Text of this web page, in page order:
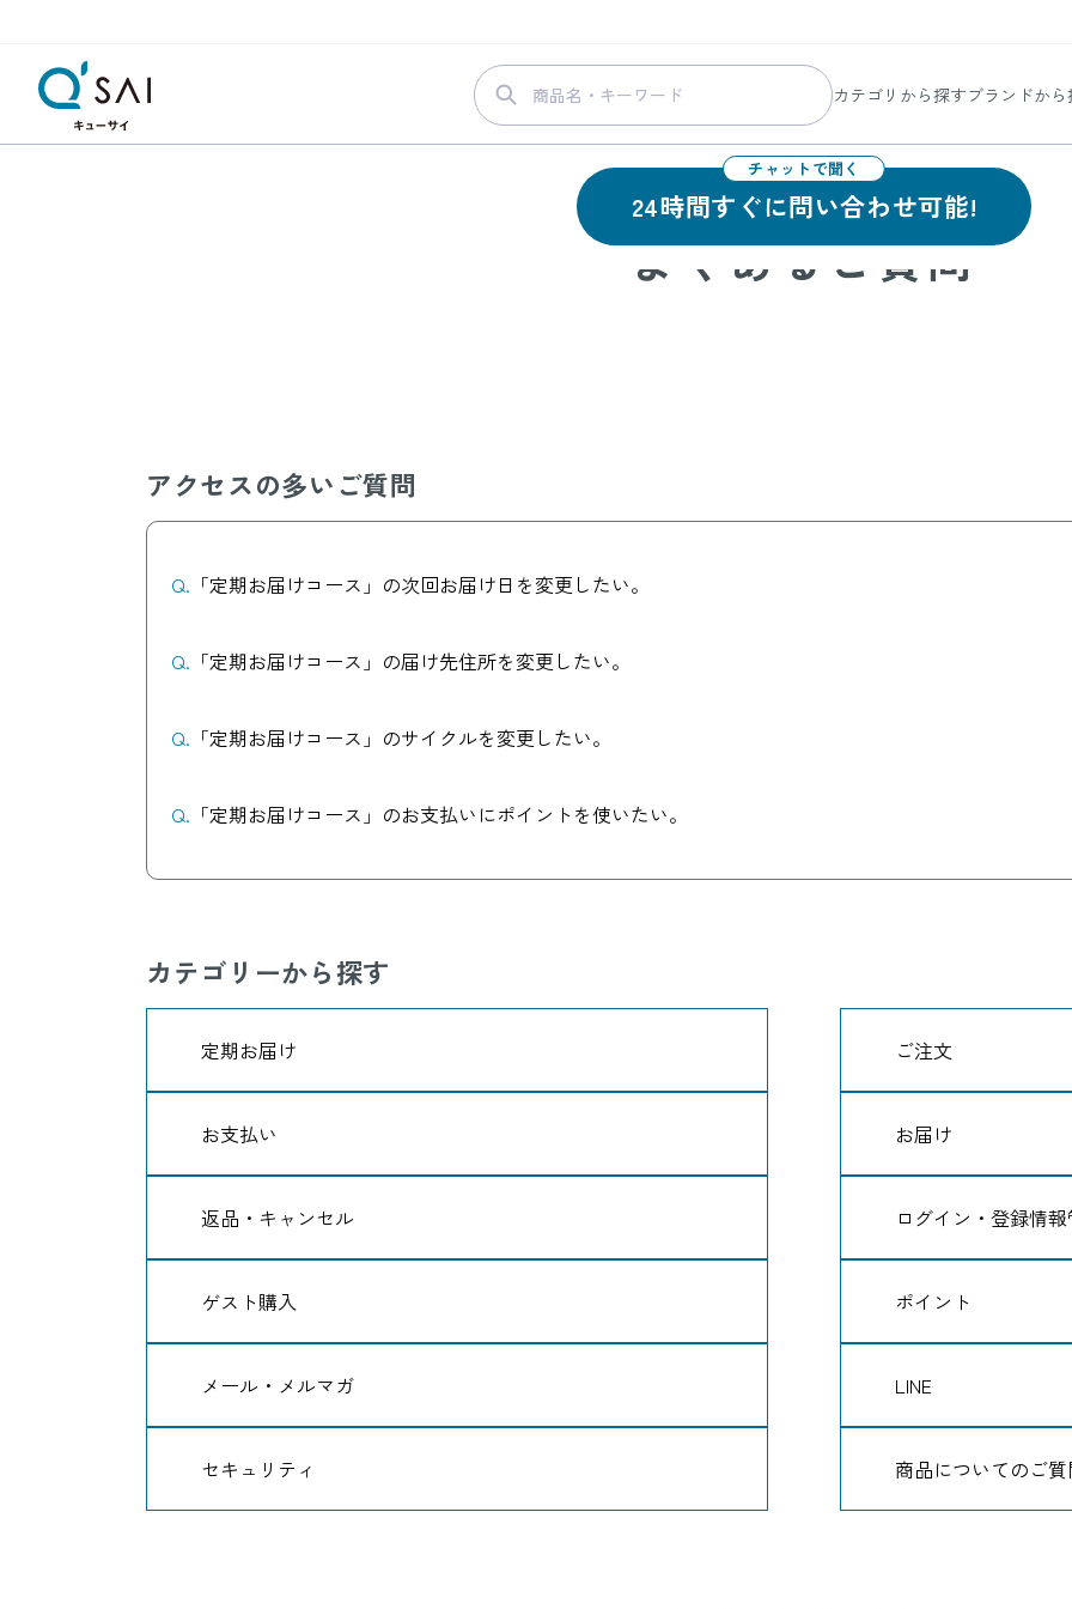
カテゴリから探す
メイク
ボディ&ヘアケア
ヘルスケア
ブランドか
コラリッ
コラリッ
よくあるご質問
24時間すぐに問い合わせ可能!
アクセスの多いご質問
Q. 「定期お届けコース」の次回お届け日を変更したい。
Q. 「定期お届けコース」の届け先住所を変更したい。
Q. 「定期お届けコース」のサイクルを変更したい。
Q. 「定期お届けコース」のお支払いにポイントを使いたい。
Q.「定期お届けコース」を解約したい。
カテゴリーから探す
定期お届け ご注文
お支払い お届け
返品・キャンセル ログイン・登録情
ゲスト購入 ポイント
メール・メルマガ LINE
セキュリティ 商品についてのご